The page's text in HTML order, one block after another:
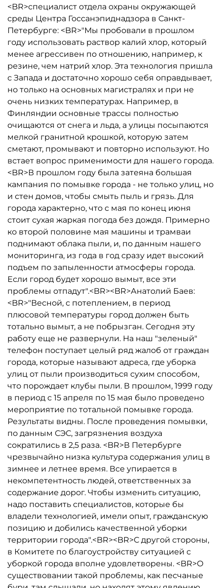
<BR>специалист отдела охраны окружающей
среды Центра Госсанэпиднадзора в Санкт-
Петербурге: <BR>"Мы пробовали в прошлом
году использовать раствор калий хлор, который
менее агрессивен по отношению, например, к
резине, чем натрий хлор. Эта технология пришла
с Запада и достаточно хорошо себя оправдывает,
но только на основных магистралях и при не
очень низких температурах. Например, в
Финляндии основные трассы полностью
очищаются от снега и льда, а улицы посыпаются
мелкой гранитной крошкой, которую затем
сметают, промывают и повторно используют. Но
встает вопрос применимости для нашего города.
<BR>В прошлом году была затеяна большая
кампания по помывке города - не только улиц, но
и стен домов, чтобы смыть пыль и грязь. Для
города характерно, что с мая по конец июня
стоит сухая жаркая погода без дождя. Примерно
ко второй половине мая машины и трамваи
поднимают облака пыли, и, по данным нашего
мониторинга, из года в год сразу идет высокий
подъем по запыленности атмосферы города.
Если город будет хорошо вымыт, все эти
проблемы отпадут".<BR><BR>Анатолий Баев:
<BR>"Весной, с потеплением, в период
плюсовой температуры город должен быть
тотально вымыт, а не побрызган. Сегодня эту
работу еще не развернули. На наш "зеленый"
телефон поступает целый ряд жалоб от граждан
города, которые называют адреса, где уборка
улиц от пыли производиться сухим способом,
что порождает клубы пыли. В прошлом, 1999 году
в период с 15 апреля по 15 мая было проведено
мероприятие по тотальной помывке города.
Результаты видны. После проведения помывки,
по данным СЭС, загрязнения воздуха
сократились в 2,5 раза. <BR>В Петербурге
чрезвычайно низка культура содержания улиц в
зимнее и летнее время. Все упирается в
некомпетентность людей, ответственных за
содержание дорог. Чтобы изменить ситуацию,
надо поставить специалистов, которые бы
владели технологией, имели опыт, гражданскую
позицию и добились качественной уборки
территории города".<BR><BR>С другой стороны,
в Комитете по благоустройству ситуацией с
уборкой города вполне удовлетворены. <BR>О
существовании такой проблемы, как песчаные